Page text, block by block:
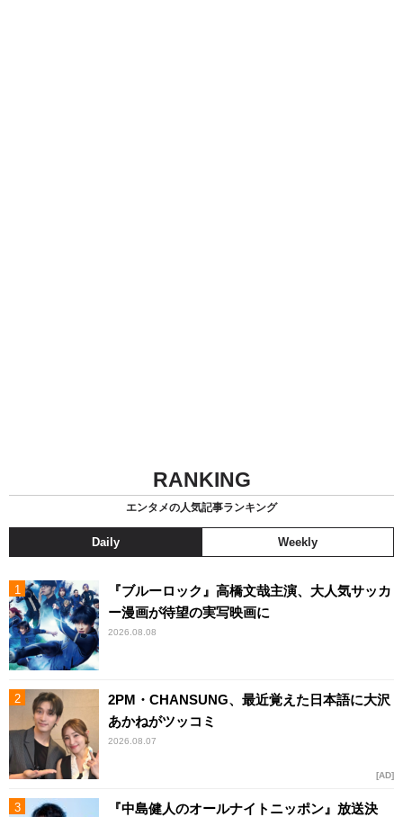
RANKING
エンタメの人気記事ランキング
Daily Weekly
『ブルーロック』高橋文哉主演、大人気サッカ
ー漫画が待望の実写映画に
2026.08.08
2PM・CHANSUNG、最近覚えた日本語に大沢
あかねがツッコミ
2026.08.07
AD
『中島健人のオールナイトニッポン』放送決